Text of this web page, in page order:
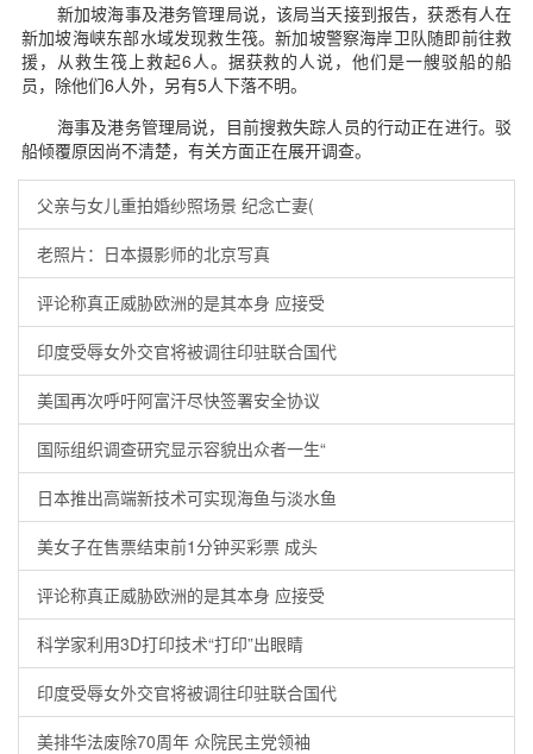
新加坡海事及港务管理局说，该局当天接到报告，获悉有人在
新加坡海峡东部水域发现救生筏。新加坡警察海岸卫队随即前往救
援，从救生筏上救起6人。据获救的人说，他们是一艘驳船的船
员，除他们6人外，另有5人下落不明。
海事及港务管理局说，目前搜救失踪人员的行动正在进行。驳
船倾覆原因尚不清楚，有关方面正在展开调查。
父亲与女儿重拍婚纱照场景 纪念亡妻(
老照片：日本摄影师的北京写真
评论称真正威胁欧洲的是其本身 应接受
印度受辱女外交官将被调往印驻联合国代
美国再次呼吁阿富汗尽快签署安全协议
国际组织调查研究显示容貌出众者一生“
日本推出高端新技术可实现海鱼与淡水鱼
美女子在售票结束前1分钟买彩票 成头
评论称真正威胁欧洲的是其本身 应接受
科学家利用3D打印技术“打印”出眼睛
印度受辱女外交官将被调往印驻联合国代
美排华法废除70周年 众院民主党领袖